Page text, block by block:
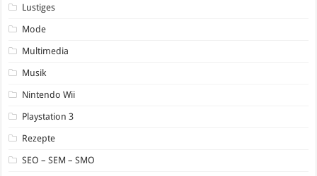
Lustiges
Mode
Multimedia
Musik
Nintendo Wii
Playstation 3
Rezepte
SEO – SEM – SMO